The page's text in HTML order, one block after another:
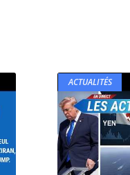
ACTUALITÉS